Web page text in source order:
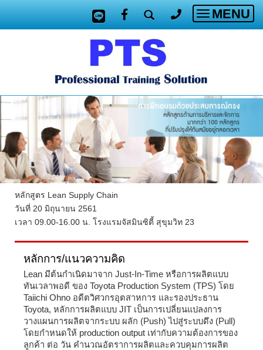
Toggle
MENU
หลักสูตร Lean Supply Chain
วันที่ 20 มิถุนายน 2561
เวลา 09.00-16.00 น. โรงแรมจัสมินซิตี้ สุขุมวิท 23
หลักการ/แนวความคิด
Lean มีต้นกำเนิดมาจาก Just-In-Time หรือการผลิตแบบ
ทันเวลาพอดี ของ Toyota Production System (TPS) โดย
Taiichi Ohno อดีตวิศวกรอุตสาหการ และรองประธาน
Toyota, หลักการผลิตแบบ JIT เป็นการเปลี่ยนแปลงการ
วางแผนการผลิตจากระบบ ผลัก (Push)ไปสู่ระบบดึง (Pull)
โดยกำหนดให้ production output เท่ากับความต้องการของ
ลูกค้า ต่อ วัน คำนวณอัตราการผลิตและควบคุมการผลิต